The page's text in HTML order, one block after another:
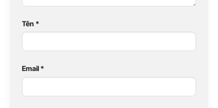
Tên *
Email *